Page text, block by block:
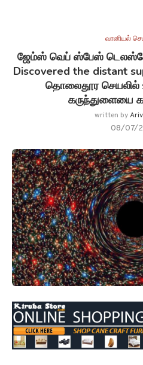
வானியல்
ஜேம்ஸ் வெப் ஸ்பேஸ்
Discovered the distant
தொலைதூர செயலில்
கருந்துளையை
written by
08/07/